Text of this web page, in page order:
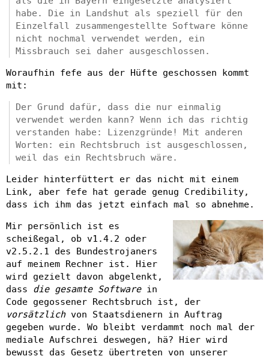
habe. Die in Landshut als speziell für den
Einzelfall zusammengestellte Software könne
nicht nochmal verwendet werden, ein
Missbrauch sei daher ausgeschlossen.
Woraufhin fefe aus der Hüfte geschossen kommt
mit:
Der Grund dafür, dass die nur einmalig
verwendet werden kann? Wenn ich das richtig
verstanden habe: Lizenzgründe! Mit anderen
Worten: ein Rechtsbruch ist ausgeschlossen,
weil das ein Rechtsbruch wäre.
Leider hinterfüttert er das nicht mit einem
Link, aber fefe hat gerade genug Credibility,
dass ich ihm das jetzt einfach mal so abnehme.
Mir persönlich ist es
scheißegal, ob v1.4.2 oder
v2.5.2.1 des Bundestrojaners
auf meinem Rechner ist. Hier
wird gezielt davon abgelenkt,
dass die gesamte Softwarein
Code gegossener Rechtsbruch ist, der
vorsätzlichvon Staatsdienern in Auftrag
gegeben wurde. Wo bleibt verdammt noch mal der
mediale Aufschrei deswegen, hä? Hier wird
bewusst das Gesetz übertreten von unserer